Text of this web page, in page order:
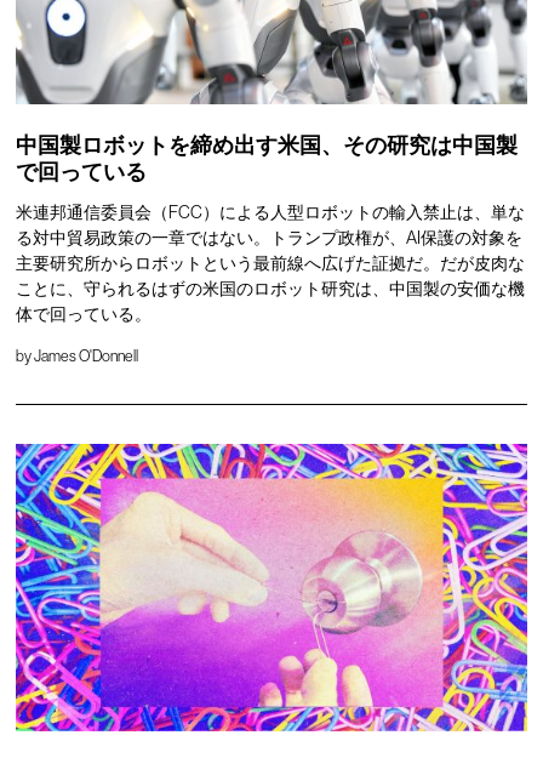
中国製ロボットを締め出す米国、その研究は中国製
で回っている
米連邦通信委員会（FCC）による人型ロボットの輸入禁止は、単な
る対中貿易政策の一章ではない。トランプ政権が、AI保護の対象を
主要研究所からロボットという最前線へ広げた証拠だ。だが皮肉な
ことに、守られるはずの米国のロボット研究は、中国製の安価な機
体で回っている。
byJames O'Donnell